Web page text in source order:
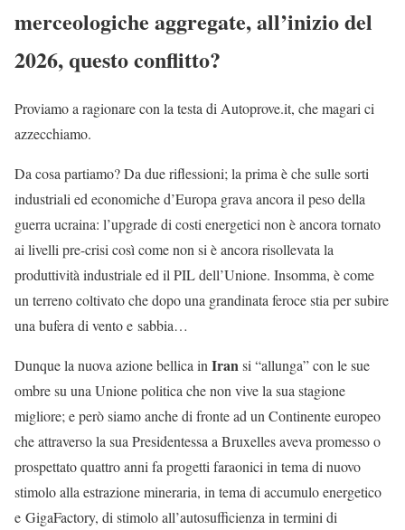
merceologiche aggregate, all’inizio del
2026, questo conflitto?
Proviamo a ragionare con la testa di Autoprove.it, che magari ci
azzecchiamo.
Da cosa partiamo? Da due riflessioni; la prima è che sulle sorti
industriali ed economiche d’Europa grava ancora il peso della
guerra ucraina: l’upgrade di costi energetici non è ancora tornato
ai livelli pre-crisi così come non si è ancora risollevata la
produttività industriale ed il PIL dell’Unione. Insomma, è come
un terreno coltivato che dopo una grandinata feroce stia per subire
una bufera di vento e sabbia…
Dunque la nuova azione bellica inIransi “allunga” con le sue
ombre su una Unione politica che non vive la sua stagione
migliore; e però siamo anche di fronte ad un Continente europeo
che attraverso la sua Presidentessa a Bruxelles aveva promesso o
prospettato quattro anni fa progetti faraonici in tema di nuovo
stimolo alla estrazione mineraria, in tema di accumulo energetico
e GigaFactory, di stimolo all’autosufficienza in termini di